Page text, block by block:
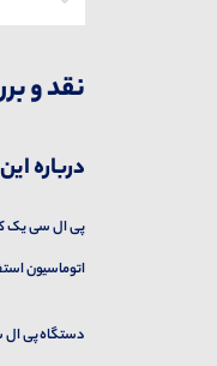
نقد و
درباره
پی ال سی یک
اتوماسیون
دستگاه پی ال